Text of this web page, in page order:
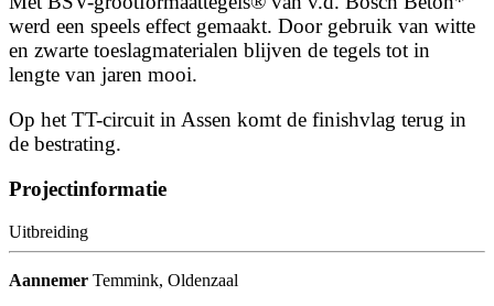
werd een speels effect gemaakt. Door gebruik van witte
en zwarte toeslagmaterialen blijven de tegels tot in
lengte van jaren mooi.
Op het TT-circuit in Assen komt de finishvlag terug in
de bestrating.
Projectinformatie
Uitbreiding
Aannemer Temmink, Oldenzaal